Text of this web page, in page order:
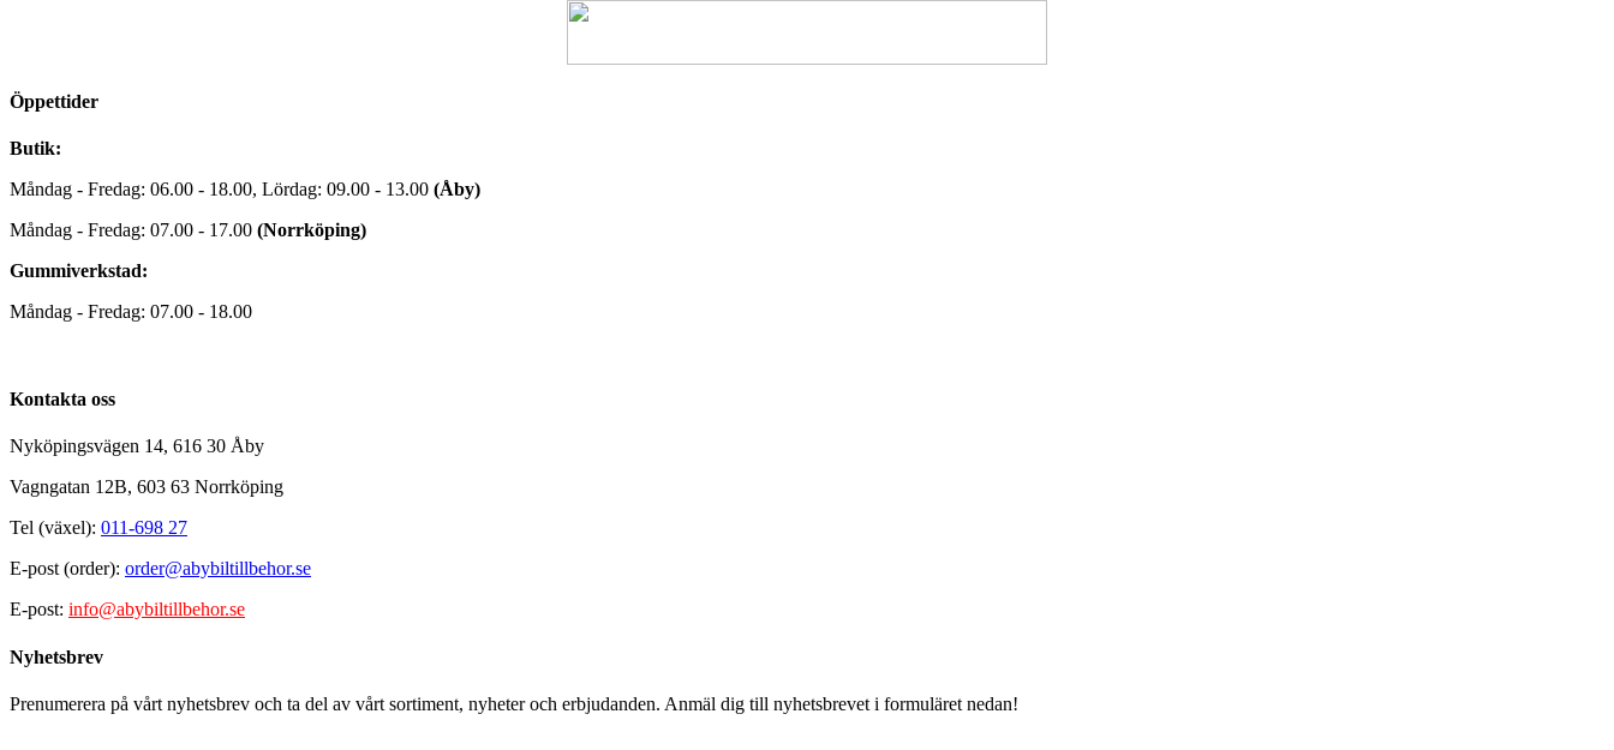
Öppettider
Butik:
Måndag - Fredag: 06.00 - 18.00, Lördag: 09.00 - 13.00 (Åby)
Måndag - Fredag: 07.00 - 17.00 (Norrköping)
Gummiverkstad:
Måndag - Fredag: 07.00 - 18.00
Kontakta oss
Nyköpingsvägen 14, 616 30 Åby
Vagngatan 12B, 603 63 Norrköping
Tel (växel): 011-698 27
E-post (order): order@abybiltillbehor.se
E-post: info@abybiltillbehor.se
Nyhetsbrev
Prenumerera på vårt nyhetsbrev och ta del av vårt sortiment, nyheter och erbjudanden. Anmäl dig till nyhetsbrevet i formuläret nedan!